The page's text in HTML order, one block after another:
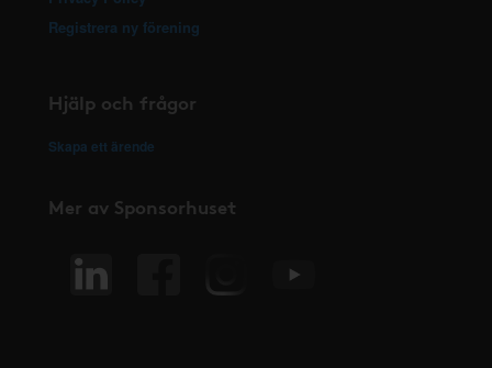
Registrera ny förening
Hjälp och frågor
Skapa ett ärende
Mer av Sponsorhuset